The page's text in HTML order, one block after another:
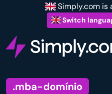
Simply.com is
Switch
.mba-domínio